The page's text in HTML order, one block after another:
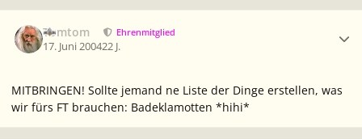
Tomtom Ehrenmitglied
17. Juni 200422 J.
MITBRINGEN! Sollte jemand ne Liste der Dinge erstellen, was
wir fürs FT brauchen: Badeklamotten *hihi*